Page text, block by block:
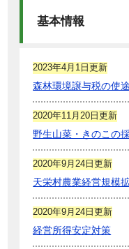
基本情報
2023年4月1日更新
森林環境譲与税の使
2020年11月20日更新
野生山菜・きのこの
2020年9月24日更新
天栄村農業経営規模
2020年9月24日更新
経営所得安定対策